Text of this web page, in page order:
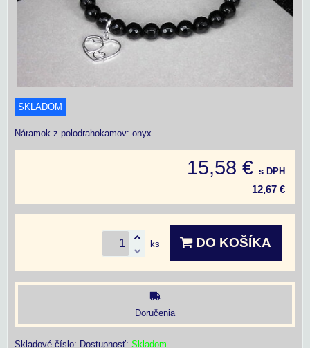
SKLADOM
Náramok z polodrahokamov: onyx
15,58 € s DPH
12,67 €
ks DO KOŠÍKA
Doručenia
Skladové číslo: Dostupnosť: Skladom